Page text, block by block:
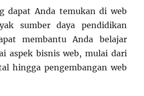
dapat Anda temukan di web
sumber daya pendidikan
membantu Anda belajar
aspek bisnis web, mulai dari
hingga pengembangan web